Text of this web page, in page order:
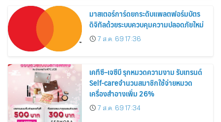
มาสเตอร์การ์ดยกระดับแพลตฟอร์มบัตร
ดิจิทัลด้วยระบบควบคุมความปลอดภัยใหม่
7 ส.ค. 69 17:36
เคทีซี–เจซีบี รุกหมวดความงาม รับเทรนด์
Self-careจำนวนสมาชิกใช้จ่ายหมวด
เครื่องสำอางเพิ่ม 26%
7 ส.ค. 69 17:34